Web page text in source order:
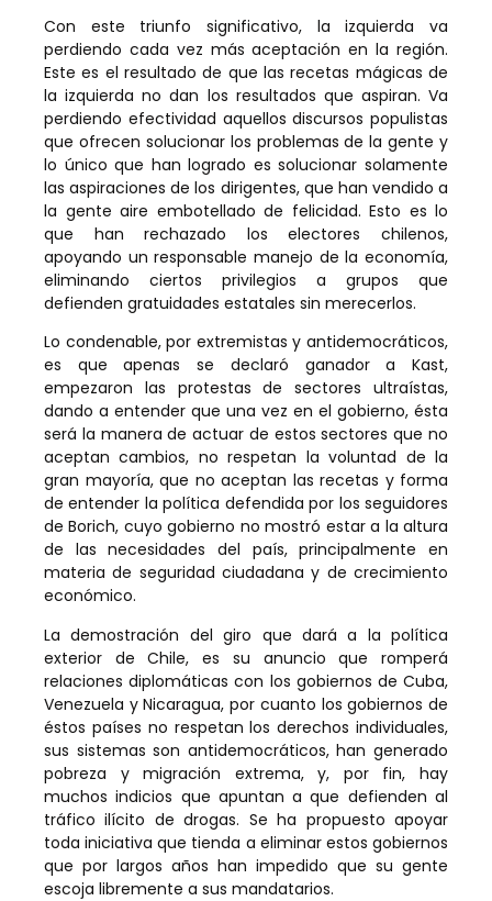
Con este triunfo significativo, la izquierda va
perdiendo cada vez más aceptación en la región.
Este es el resultado de que las recetas mágicas de
la izquierda no dan los resultados que aspiran. Va
perdiendo efectividad aquellos discursos populistas
que ofrecen solucionar los problemas de la gente y
lo único que han logrado es solucionar solamente
las aspiraciones de los dirigentes, que han vendido a
la gente aire embotellado de felicidad. Esto es lo
que han rechazado los electores chilenos,
apoyando un responsable manejo de la economía,
eliminando ciertos privilegios a grupos que
defienden gratuidades estatales sin merecerlos.
Lo condenable, por extremistas y antidemocráticos,
es que apenas se declaró ganador a Kast,
empezaron las protestas de sectores ultraístas,
dando a entender que una vez en el gobierno, ésta
será la manera de actuar de estos sectores que no
aceptan cambios, no respetan la voluntad de la
gran mayoría, que no aceptan las recetas y forma
de entender la política defendida por los seguidores
de Borich, cuyo gobierno no mostró estar a la altura
de las necesidades del país, principalmente en
materia de seguridad ciudadana y de crecimiento
económico.
La demostración del giro que dará a la política
exterior de Chile, es su anuncio que romperá
relaciones diplomáticas con los gobiernos de Cuba,
Venezuela y Nicaragua, por cuanto los gobiernos de
éstos países no respetan los derechos individuales,
sus sistemas son antidemocráticos, han generado
pobreza y migración extrema, y, por fin, hay
muchos indicios que apuntan a que defienden al
tráfico ilícito de drogas. Se ha propuesto apoyar
toda iniciativa que tienda a eliminar estos gobiernos
que por largos años han impedido que su gente
escoja libremente a sus mandatarios.